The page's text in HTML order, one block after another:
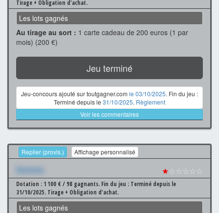
Tirage + Obligation d'achat.
Les lots gagnés
Au tirage au sort : 1 carte cadeau de 200 euros (1 par
mois) (200 €)
Jeu terminé
Jeu-concours ajouté sur toutgagner.com le 03/10/2025. Fin du jeu :
Terminé depuis le 31/10/2025. Règlement
Voir les commentaires
Replier (provis.) Affichage personnalisé
Xxxxxxx ★☆☆☆☆☆
Dotation : 1 100 € / 98 gagnants. Fin du jeu : Terminé depuis le
31/10/2025. Tirage + Obligation d'achat.
Les lots gagnés